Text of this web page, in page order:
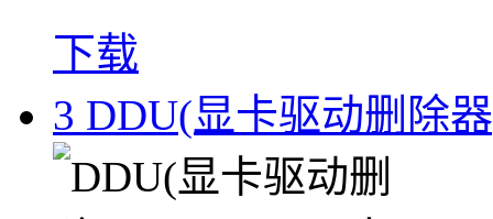
下载
3 DDU(显卡驱动删除